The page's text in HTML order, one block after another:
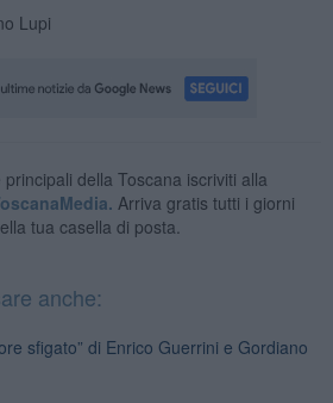
Lupi
della Toscana iscriviti alla
Arriva gratis tutti i giorni
tua casella di posta.
anche:
sfigato” di Enrico Guerrini e Gordiano